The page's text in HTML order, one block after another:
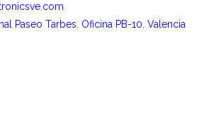
Paseo Tarbes. Oficina PB-10. Valencia